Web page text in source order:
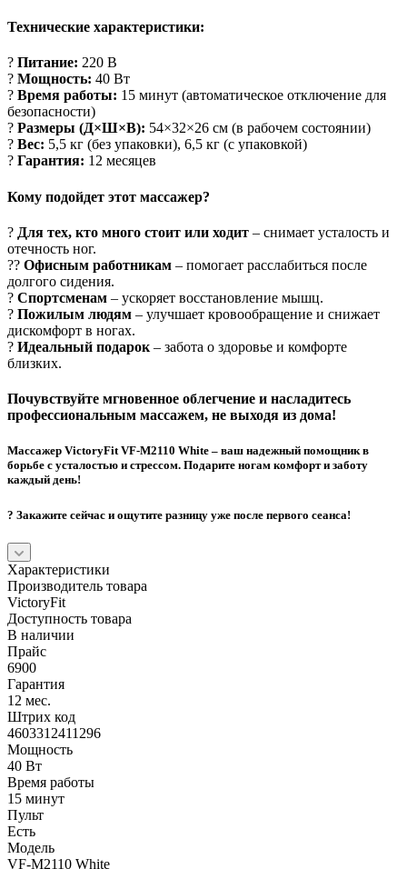
Технические характеристики:
? Питание: 220 В
? Мощность: 40 Вт
? Время работы: 15 минут (автоматическое отключение для
безопасности)
? Размеры (Д×Ш×В): 54×32×26 см (в рабочем состоянии)
? Вес: 5,5 кг (без упаковки), 6,5 кг (с упаковкой)
? Гарантия: 12 месяцев
Кому подойдет этот массажер?
? Для тех, кто много стоит или ходит – снимает усталость и
отечность ног.
?‍? Офисным работникам – помогает расслабиться после
долгого сидения.
? Спортсменам – ускоряет восстановление мышц.
? Пожилым людям – улучшает кровообращение и снижает
дискомфорт в ногах.
? Идеальный подарок – забота о здоровье и комфорте
близких.
Почувствуйте мгновенное облегчение и насладитесь
профессиональным массажем, не выходя из дома!
Массажер VictoryFit VF-M2110 White – ваш надежный помощник в
борьбе с усталостью и стрессом. Подарите ногам комфорт и заботу
каждый день!
? Закажите сейчас и ощутите разницу уже после первого сеанса!
Характеристики
Производитель товара
VictoryFit
Доступность товара
В наличии
Прайс
6900
Гарантия
12 мес.
Штрих код
4603312411296
Мощность
40 Вт
Время работы
15 минут
Пульт
Есть
Модель
VF-M2110 White